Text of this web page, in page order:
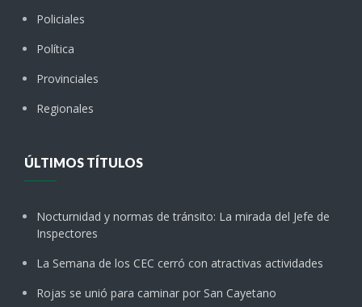
Policiales
Política
Provinciales
Regionales
ÚLTIMOS TÍTULOS
Nocturnidad y normas de tránsito: La mirada del Jefe de
Inspectores
La Semana de los CEC cerró con atractivas actividades
Rojas se unió para caminar por San Cayetano